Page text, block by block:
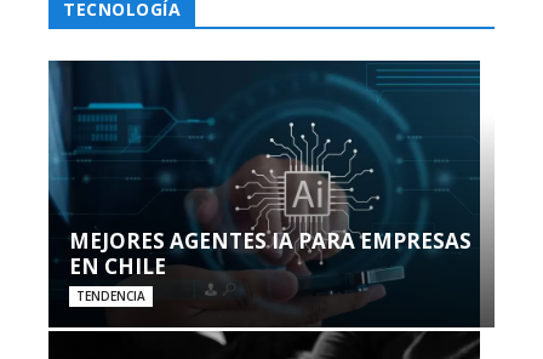
TECNOLOGÍA
MEJORES AGENTES IA PARA EMPRESAS
EN CHILE
TENDENCIA